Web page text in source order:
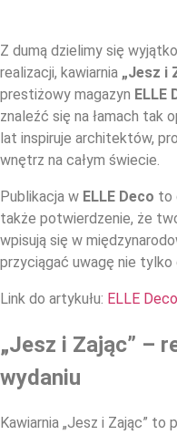
Z dumą dzielimy się
realizacji, kawiarnia „Jesz i
prestiżowy magazyn ELLE
znaleźć się na łamach tak
lat inspiruje architektów,
wnętrz na całym świecie.
Publikacja w ELLE Deco to
także potwierdzenie, że
wpisują się w
przyciągać uwagę nie
Link do artykułu: ELLE
„Jesz i Zając” –
wydaniu
Kawiarnia „Jesz i Zając”